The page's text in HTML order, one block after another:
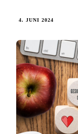
4. JUNI 2024